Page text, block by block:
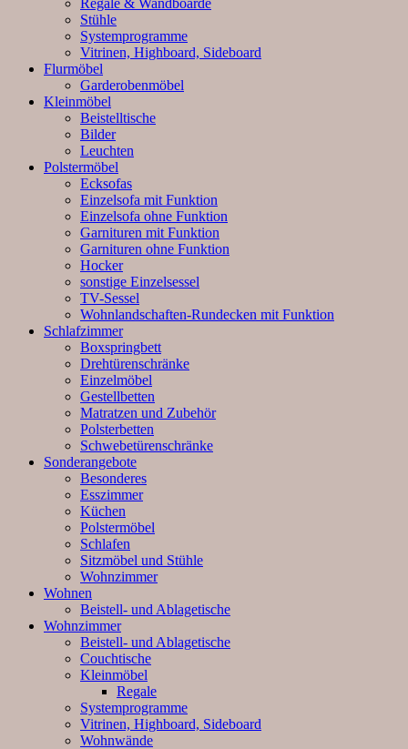
Regale & Wandboarde
Stühle
Systemprogramme
Vitrinen, Highboard, Sideboard
Flurmöbel
Garderobenmöbel
Kleinmöbel
Beistelltische
Bilder
Leuchten
Polstermöbel
Ecksofas
Einzelsofa mit Funktion
Einzelsofa ohne Funktion
Garnituren mit Funktion
Garnituren ohne Funktion
Hocker
sonstige Einzelsessel
TV-Sessel
Wohnlandschaften-Rundecken mit Funktion
Schlafzimmer
Boxspringbett
Drehtürenschränke
Einzelmöbel
Gestellbetten
Matratzen und Zubehör
Polsterbetten
Schwebetürenschränke
Sonderangebote
Besonderes
Esszimmer
Küchen
Polstermöbel
Schlafen
Sitzmöbel und Stühle
Wohnzimmer
Wohnen
Beistell- und Ablagetische
Wohnzimmer
Beistell- und Ablagetische
Couchtische
Kleinmöbel
Regale
Systemprogramme
Vitrinen, Highboard, Sideboard
Wohnwände